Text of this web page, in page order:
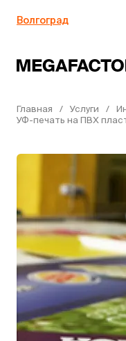
Волгоград
Главная Услуги
УФ-печать на ПВХ